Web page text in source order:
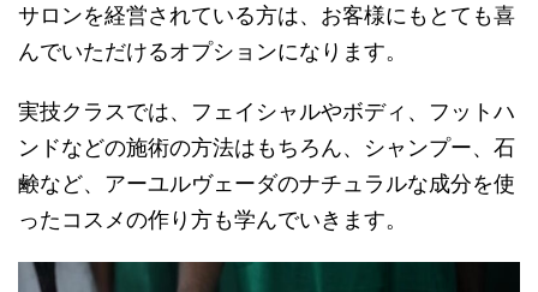
サロンを経営されている方は、お客様にもとても喜
んでいただけるオプションになります。
実技クラスでは、フェイシャルやボディ、フットハ
ンドなどの施術の方法はもちろん、シャンプー、石
鹸など、アーユルヴェーダのナチュラルな成分を使
ったコスメの作り方も学んでいきます。